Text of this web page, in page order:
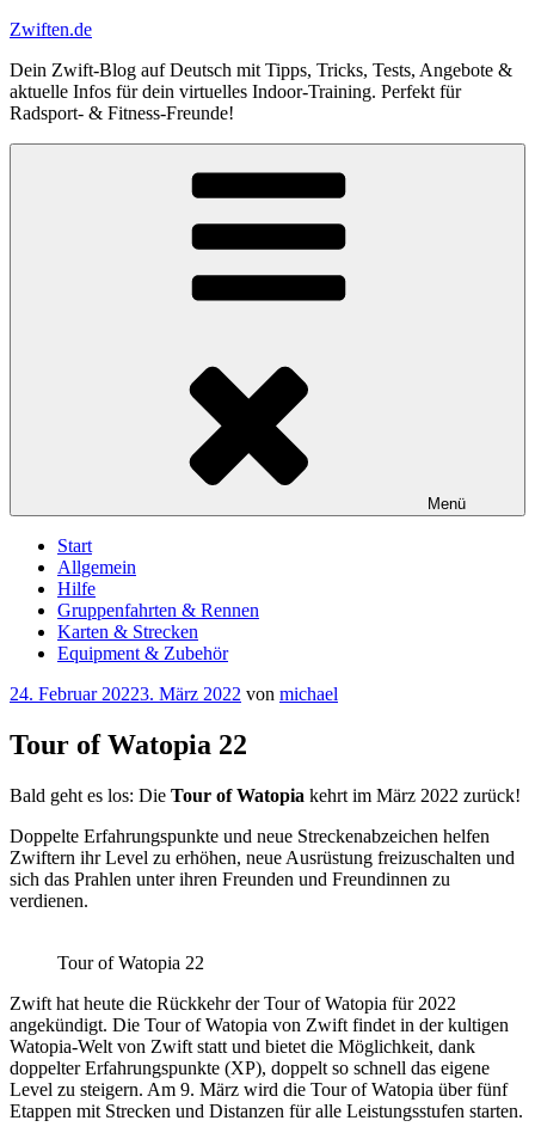
Zum
springen
Zwiften.de
Dein Zwift-Blog auf Deutsch mit Tipps, Tricks, Tests, Angebote &
aktuelle Infos für dein virtuelles Indoor-Training. Perfekt für
Radsport- & Fitness-Freunde!
Menü
Start
Allgemein
Hilfe
Gruppenfahrten & Rennen
Karten & Strecken
Equipment & Zubehör
Veröffentlicht
24. Februar 20223. März 2022 von michael
Tour of Watopia 22
Bald geht es los: Die Tour of Watopia kehrt im März 2022 zurück!
Doppelte Erfahrungspunkte und neue Streckenabzeichen helfen
Zwiftern ihr Level zu erhöhen, neue Ausrüstung freizuschalten und
sich das Prahlen unter ihren Freunden und Freundinnen zu
verdienen.
Tour of Watopia 22
Zwift hat heute die Rückkehr der Tour of Watopia für 2022
angekündigt. Die Tour of Watopia von Zwift findet in der kultigen
Watopia-Welt von Zwift statt und bietet die Möglichkeit, dank
doppelter Erfahrungspunkte (XP), doppelt so schnell das eigene
Level zu steigern. Am 9. März wird die Tour of Watopia über fünf
Etappen mit Strecken und Distanzen für alle Leistungsstufen starten.